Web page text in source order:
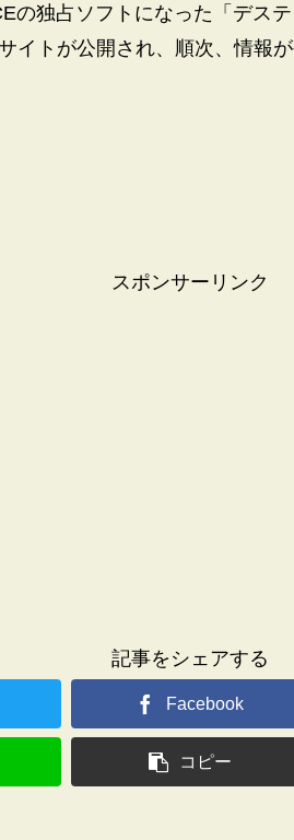
の独占ソフトになった「デス
イトが公開され、順次、情報が
スポンサーリンク
記事をシェアする
Facebook
コピー